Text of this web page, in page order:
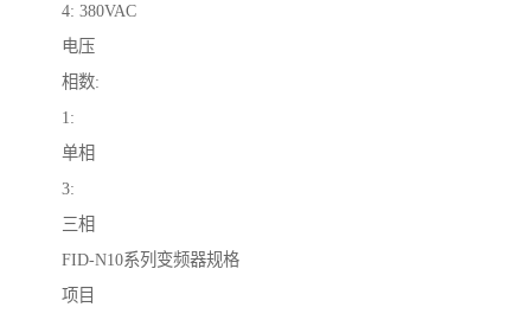
4: 380VAC
电压
相数:
1:
单相
3:
三相
FID-N10系列变频器规格
项目